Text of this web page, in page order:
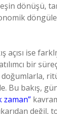
dönüşü,
açısı ise
bir
Bu bakış,
zaman”
değil,